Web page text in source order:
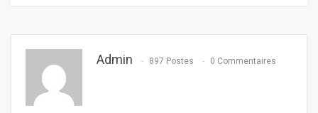
Admin 897 Postes 0 Commentaires